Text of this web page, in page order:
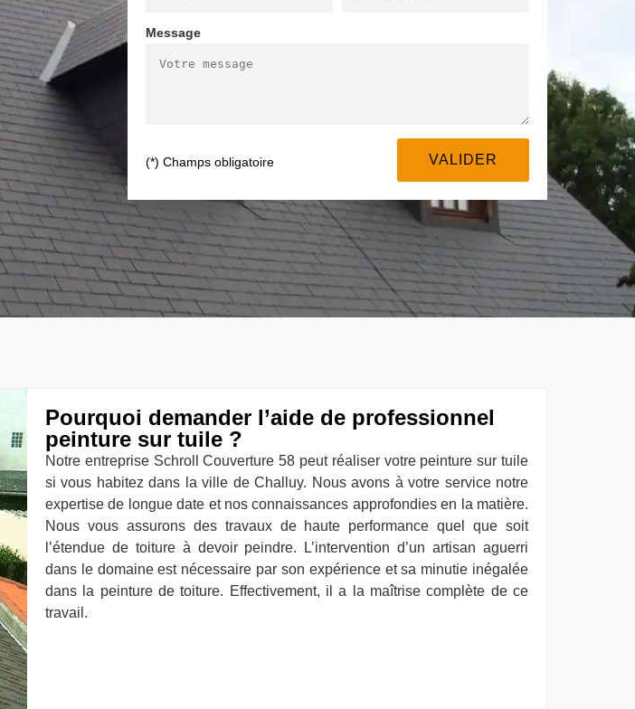
Message
(*) Champs obligatoire
Pourquoi demander l’aide de professionnel
peinture sur tuile ?
Notre entreprise Schroll Couverture 58 peut réaliser votre peinture sur tuile
si vous habitez dans la ville de Challuy. Nous avons à votre service notre
expertise de longue date et nos connaissances approfondies en la matière.
Nous vous assurons des travaux de haute performance quel que soit
l’étendue de toiture à devoir peindre. L’intervention d’un artisan aguerri
dans le domaine est nécessaire par son expérience et sa minutie inégalée
dans la peinture de toiture. Effectivement, il a la maîtrise complète de ce
travail.